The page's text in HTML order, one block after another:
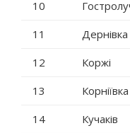
10
11
Дернівка
12
Коржі
13
Корніївка
14
Кучаків